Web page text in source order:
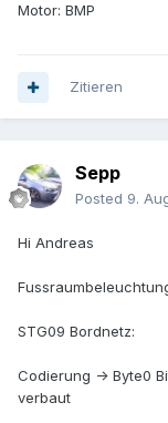
Motor: BMP
Zitieren
Sepp
Posted 9.
Hi Andreas
STG09 Bordnetz:
Codierung -> Byte0
verbaut